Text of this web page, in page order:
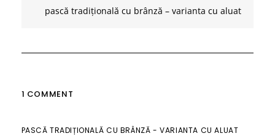
pască tradițională cu brânză – varianta cu aluat
1 COMMENT
PASCĂ TRADIȚIONALĂ CU BRÂNZĂ - VARIANTA CU ALUAT